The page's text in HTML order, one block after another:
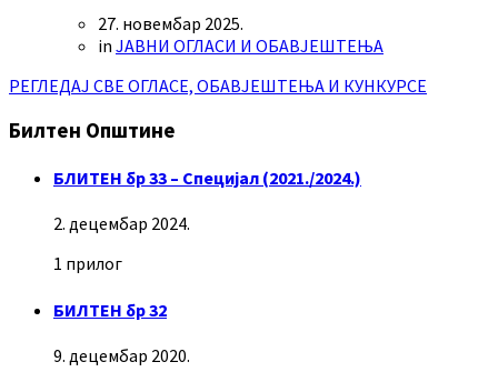
27. новембар 2025.
in ЈАВНИ ОГЛАСИ И ОБАВЈЕШТЕЊА
РЕГЛЕДАЈ СВЕ ОГЛАСЕ, ОБАВЈЕШТЕЊА И КУНКУРСЕ
Билтен Општине
БЛИТЕН бр 33 – Специјал (2021./2024.)
2. децембар 2024.
1 прилог
БИЛТЕН бр 32
9. децембар 2020.